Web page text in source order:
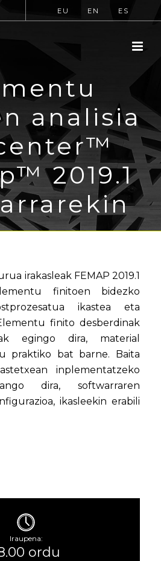
EU EN ES
analisia
2019.1
irakasleak FEMAP 2019.1
finitoen bidezko
ikastea eta
finito desberdinak
egingo dira, material
praktiko bat barne. Baita
inplementatzeko
dira, softwarraren
ikasleekin erabili
Iraupena:
ordu